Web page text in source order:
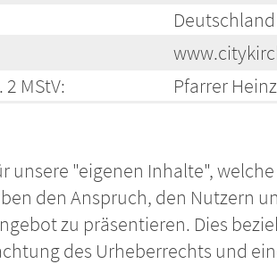
Deutschland
MStV:
Pfarrer
unsere "eigenen Inhalte",
den Anspruch, den Nutzern
zu präsentieren. Dies
des Urheberrechts und